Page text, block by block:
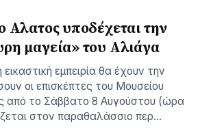
Αλατος υποδέχεται την
μαγεία» του Αλιάγα
εμπειρία θα έχουν την
οι επισκέπτες του Μουσείου
από το Σάββατο 8 Αυγούστου (ώρα
στον παραθαλάσσιο περ…